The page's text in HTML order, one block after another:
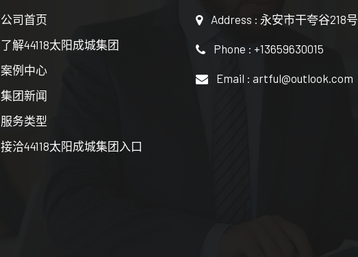
公司首页
了解44118太阳成城集团
案例中心
集团新闻
服务类型
接洽44118太阳成城集团入口
Address : 永安市干夸谷218号
Phone : +13659630015
Email : artful@outlook.com